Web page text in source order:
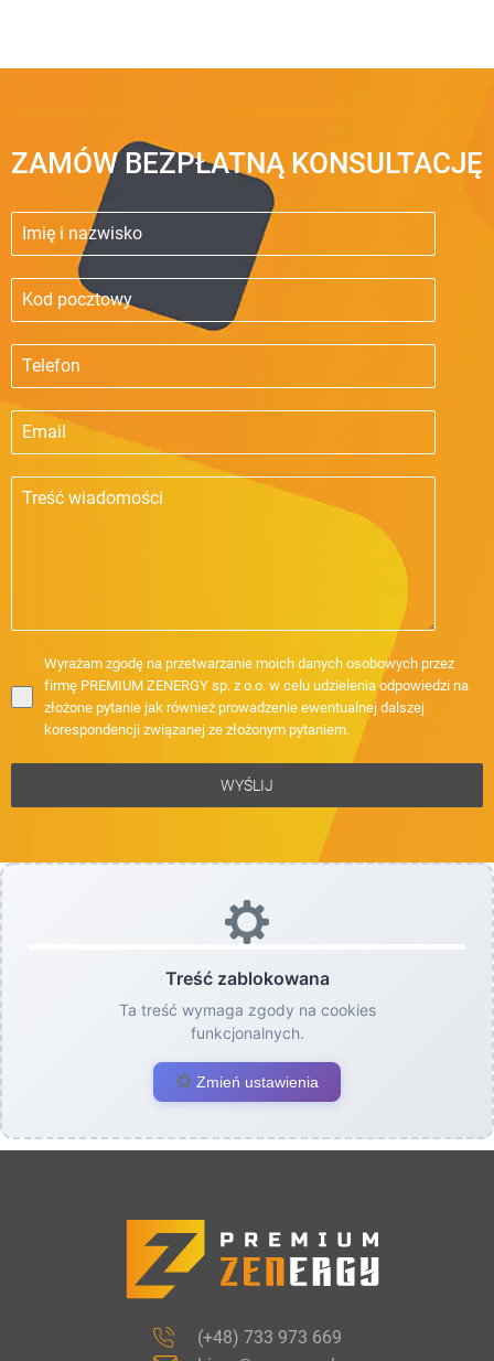
ZAMÓW BEZPŁATNĄ KONSULTACJĘ
Wyrażam zgodę na przetwarzanie moich danych osobowych przez
firmę PREMIUM ZENERGY sp. z o.o. w celu udzielenia odpowiedzi na
złożone pytanie jak również prowadzenie ewentualnej dalszej
korespondencji związanej ze złożonym pytaniem.
WYŚLIJ
Treść zablokowana
Ta treść wymaga zgody na cookies
funkcjonalnych.
Zmień ustawienia
(+48) 733 973 669